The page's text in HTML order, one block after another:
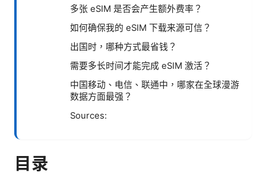
多张 eSIM 是否会产生额外费率？
如何确保我的 eSIM 下载来源可信？
出国时，哪种方式最省钱？
需要多长时间才能完成 eSIM 激活？
中国移动、电信、联通中，哪家在全球漫游
数据方面最强？
Sources:
目录